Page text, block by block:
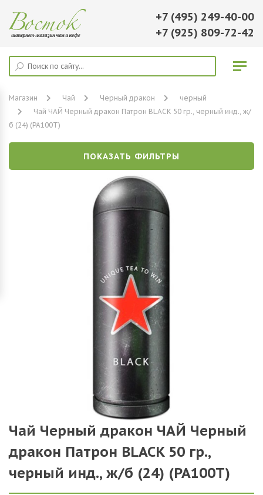
+7 (495) 249-40-00
+7 (925) 809-72-42
Магазин Чай Черный дракон
черный
Чай ЧАЙ Черный дракон Патрон BLACK 50 гр., черный инд., ж/
б (24) (PA100T)
ПОКАЗАТЬ ФИЛЬТРЫ
Чай Черный дракон ЧАЙ Черный
дракон Патрон BLACK 50 гр.,
черный инд., ж/б (24) (PA100T)